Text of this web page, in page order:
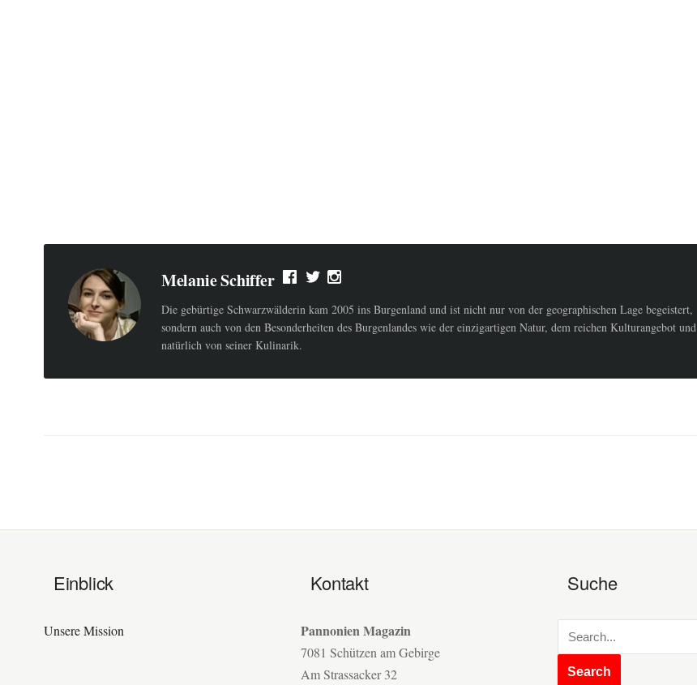
Melanie Schiffer
Die gebürtige Schwarzwälderin kam 2005 ins Burgenland und ist nicht nur von der geographischen Lage begeistert,
sondern auch von den Besonderheiten des Burgenlandes wie der einzigartigen Natur, dem reichen Kulturangebot und
natürlich von seiner Kulinarik.
Einblick
Unsere Mission
Kontakt
Pannonien Magazin
7081 Schützen am Gebirge
Am Strassacker 32
Suche